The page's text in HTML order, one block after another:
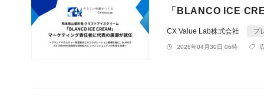
「BLANCO ICE
CX Value Lab株式会社 プ
2026年04月30日 06時